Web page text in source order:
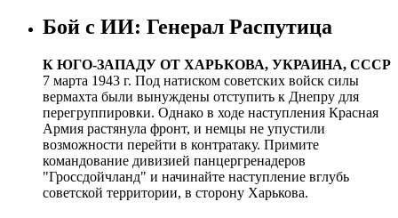
Бой с ИИ: Генерал Распутица
К ЮГО-ЗАПАДУ ОТ ХАРЬКОВА, УКРАИНА, СССР
7 марта 1943 г. Под натиском советских войск силы
вермахта были вынуждены отступить к Днепру для
перегруппировки. Однако в ходе наступления Красная
Армия растянула фронт, и немцы не упустили
возможности перейти в контратаку. Примите
командование дивизией панцергренадеров
"Гроссдойчланд" и начинайте наступление вглубь
советской территории, в сторону Харькова.